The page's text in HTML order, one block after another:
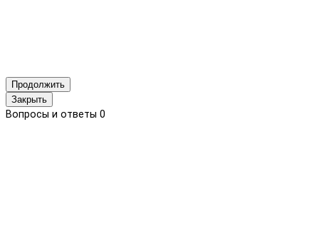
Продолжить
Закрыть
Вопросы и ответы 0